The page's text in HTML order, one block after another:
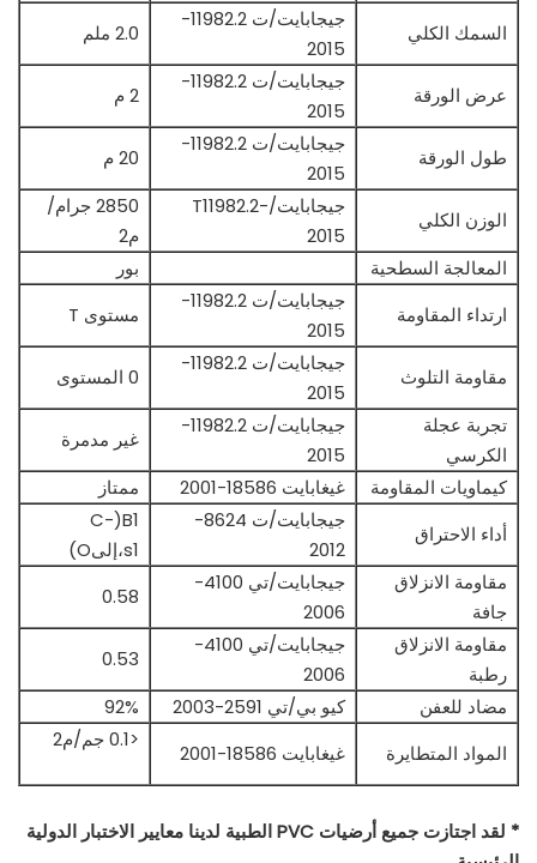
السمك الكلي
جيجابايت/ت 11982.2-
2015
2.0 ملم
عرض الورقة
جيجابايت/ت 11982.2-
2015
2 م
طول الورقة
جيجابايت/ت 11982.2-
2015
20 م
الوزن الكلي
جيجابايت/T11982.2-
2015
2850 جرام/
م2
المعالجة السطحية
بور
ارتداء المقاومة
جيجابايت/ت 11982.2-
2015
مستوى T
مقاومة التلوث
جيجابايت/ت 11982.2-
2015
0 المستوى
تجربة عجلة
الكرسي
جيجابايت/ت 11982.2-
2015
غير مدمرة
كيماويات المقاومة
غيغابايت 18586-2001
ممتاز
أداء الاحتراق
جيجابايت/ت 8624-
2012
B1(C-
s1،إلىO)
مقاومة الانزلاق
جافة
جيجابايت/تي 4100-
2006
0.58
مقاومة الانزلاق
رطبة
جيجابايت/تي 4100-
2006
0.53
مضاد للعفن
كيو بي/تي 2591-2003
92%
المواد المتطايرة
غيغابايت 18586-2001
<0.1 جم/م2
* لقد اجتازت جميع أرضيات PVC الطبية لدينا معايير الاختبار الدولية